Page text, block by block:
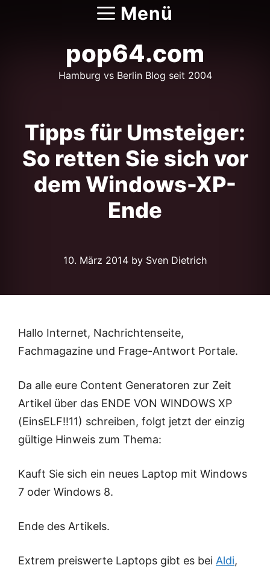
Menü
pop64.com
Hamburg vs Berlin Blog seit 2004
Tipps für Umsteiger:
So retten Sie sich vor
dem Windows-XP-
Ende
10. März 2014by Sven Dietrich
Hallo Internet, Nachrichtenseite,
Fachmagazine und Frage-Antwort Portale.
Da alle eure Content Generatoren zur Zeit
Artikel über das ENDE VON WINDOWS XP
(EinsELF!!11) schreiben, folgt jetzt der einzig
gültige Hinweis zum Thema:
Kauft Sie sich ein neues Laptop mit Windows
7 oder Windows 8.
Ende des Artikels.
Extrem preiswerte Laptops gibt es bei Aldi,